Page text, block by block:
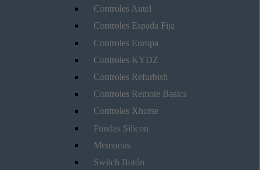
Controles Autel
Controles Espada Fija
Controles Europa
Controles KYDZ
Controles Refurbish
Controles Remote Basics
Controles Xhorse
Fundas Silicon
Memorias
Switch Botón